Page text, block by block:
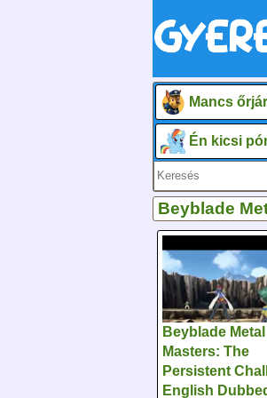
Mancs
Én kicsi
Beyblade
Beyblade Metal
Masters: The
Persistent
English